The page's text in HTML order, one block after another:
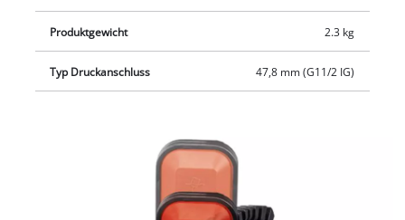
Produktgewicht 2.3 kg
Typ Druckanschluss 47,8 mm (G11/2 IG)